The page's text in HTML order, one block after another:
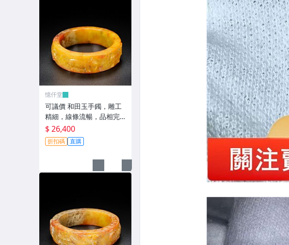
憶仟堂
可議價 和田玉手鐲，雕工
精細，線條流暢，品相完
美，口徑60，重105克，價
2200252089古玩 收藏 擺
件
$ 26,400
折扣碼 直購